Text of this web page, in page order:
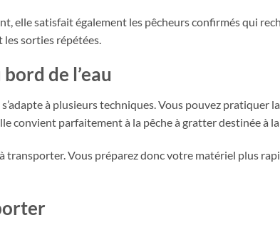
elle satisfait également les pêcheurs confirmés qui
sorties répétées.
de l’eau
s’adapte à plusieurs techniques. Vous pouvez pratiquer
convient parfaitement à la pêche à gratter destinée à
Vous préparez donc votre matériel plus